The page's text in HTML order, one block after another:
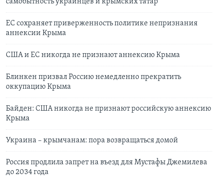
ЕС сохраняет приверженность политике непризнания
аннексии Крыма
США и ЕС никогда не признают аннексию Крыма
Блинкен призвал Россию немедленно прекратить
оккупацию Крыма
Байден: США никогда не признают российскую аннексию
Крыма
Украина – крымчанам: пора возвращаться домой
Россия продлила запрет на въезд для Мустафы Джемилева
до 2034 года